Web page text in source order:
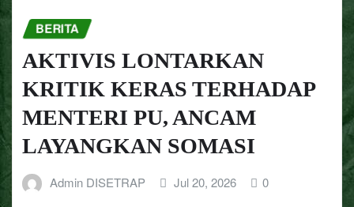
BERITA
AKTIVIS LONTARKAN
KRITIK KERAS TERHADAP
MENTERI PU, ANCAM
LAYANGKAN SOMASI
Admin DISETRAP Jul 20, 2026 0